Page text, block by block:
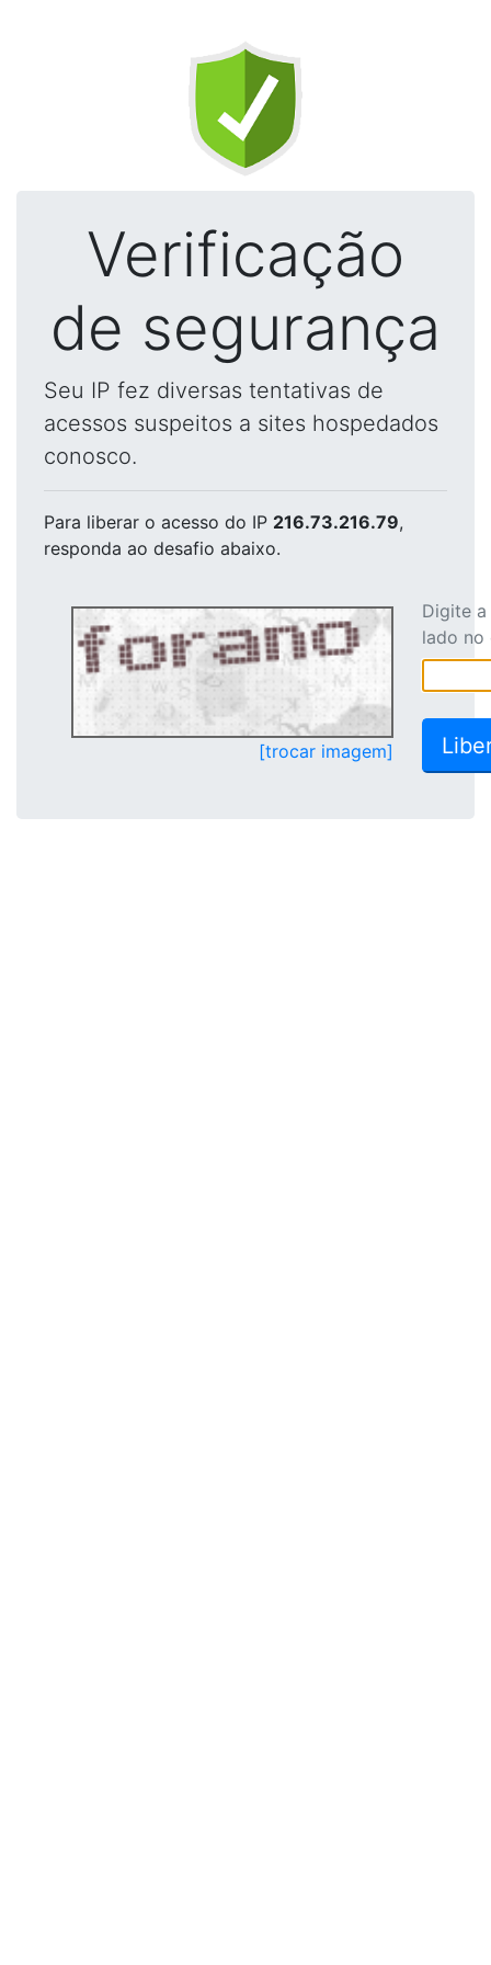
Verificação
de segurança
Seu IP fez diversas tentativas de
acessos suspeitos a sites hospedados
conosco.
Para liberar o acesso do IP 216.73.216.79,
responda ao desafio abaixo.
[trocar imagem]
Digite
lado no